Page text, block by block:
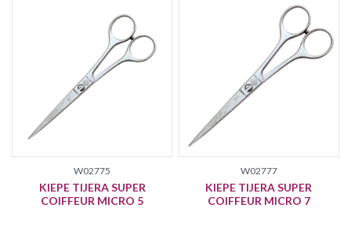
W02775
KIEPE TIJERA SUPER
COIFFEUR MICRO 5
W02777
KIEPE TIJERA SUPER
COIFFEUR MICRO 7